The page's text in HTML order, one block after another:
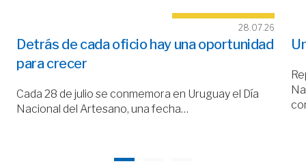
28.07.26
Detrás de cada oficio hay una oportunidad
para crecer
Cada 28 de julio se conmemora en Uruguay el Día
Nacional del Artesano, una fecha…